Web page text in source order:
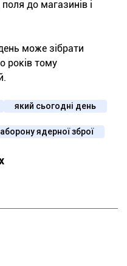
до магазинів і
може зібрати
років тому
який сьогодні день
ядерної зброї